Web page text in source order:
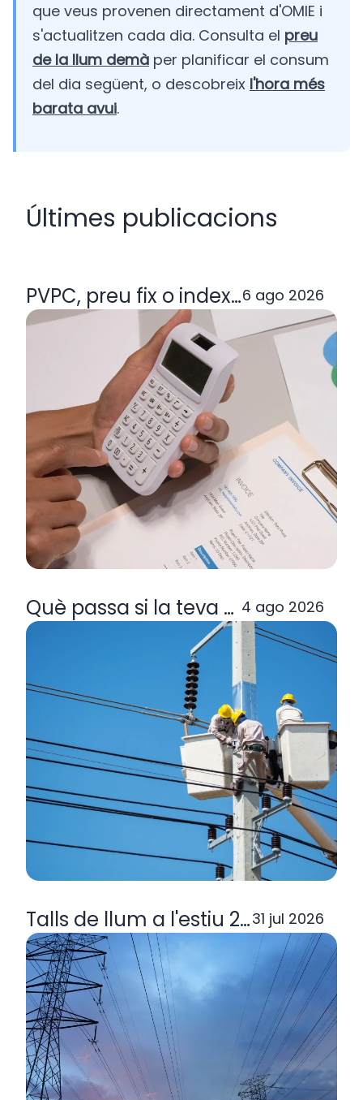
que veus provenen directament d'OMIE i
s'actualitzen cada dia. Consulta el preu
de la llum demà per planificar el consum
del dia següent, o descobreix l'hora més
barata avui.
Últimes publicacions
PVPC, preu fix o indexada: quina
6 ago 2026
Què passa si la teva 4 ago 2026
Talls de llum a l'estiu 2026: per
31 jul 2026